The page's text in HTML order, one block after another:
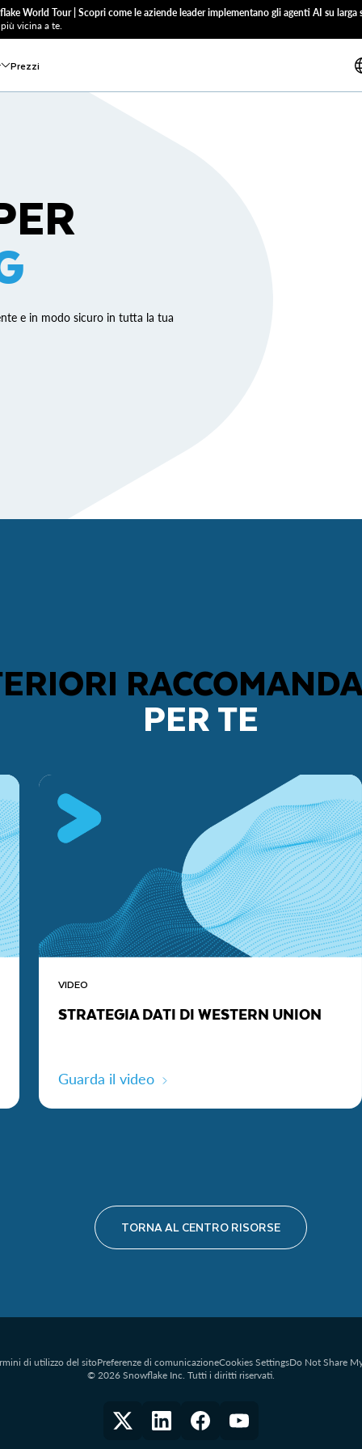
World Tour | Scopri come le aziende leader implementano gli agenti AI su larga
vicina a te.
Prezzi
e in modo sicuro in tutta la tua
PER TE
VIDEO
STRATEGIA DATI DI WESTERN UNION
Guarda il video
TORNA AL CENTRO RISORSE
di utilizzo del sitoPreferenze di comunicazioneCookies SettingsDo Not Share
© 2026 Snowflake Inc. Tutti i diritti riservati.